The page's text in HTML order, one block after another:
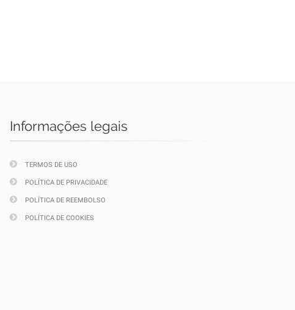
Informações legais
TERMOS DE USO
POLÍTICA DE PRIVACIDADE
POLÍTICA DE REEMBOLSO
POLÍTICA DE COOKIES